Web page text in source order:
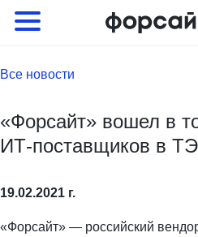
Все новости
«Форсайт» вошел в
ИТ-поставщиков в
19.02.2021 г.
«Форсайт» — российский